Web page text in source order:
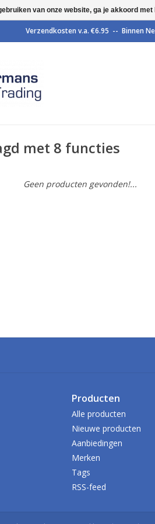
met 8 functies
Geen producten gevonden!...
Producten
Alle producten
Nieuwe producten
Aanbiedingen
Merken
Tags
RSS-feed
van onze website, ga je akkoord